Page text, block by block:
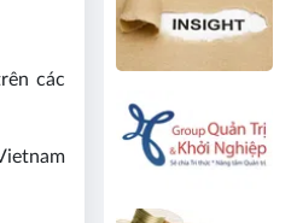
các